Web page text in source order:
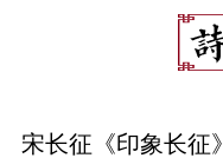
宋长征《印象长征》